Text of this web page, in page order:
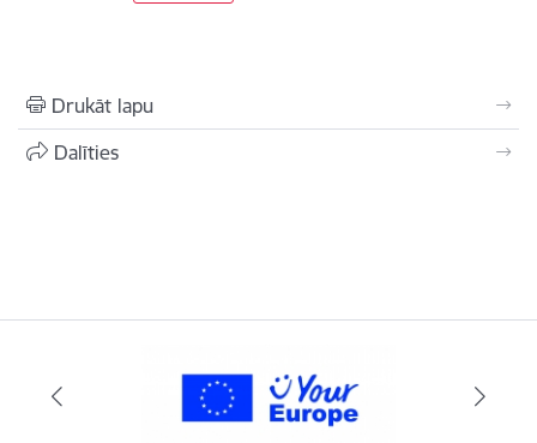
Drukāt lapu
Dalīties